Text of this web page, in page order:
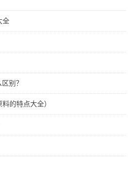
全
别？
的特点大全）